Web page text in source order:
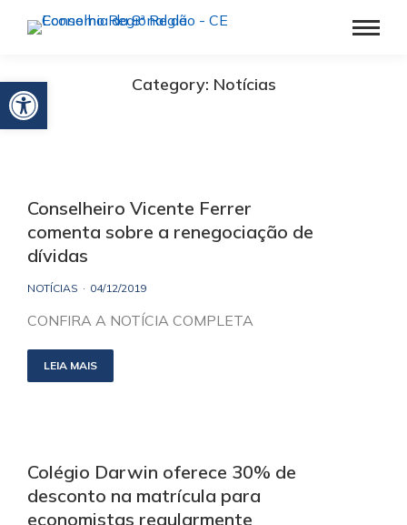
Barra de Ferramentas Aberta Category: Notícias
Conselheiro Vicente Ferrer
comenta sobre a renegociação de
dívidas
NOTÍCIAS 04/12/2019
CONFIRA A NOTÍCIA COMPLETA
LEIA MAIS
Colégio Darwin oferece 30% de
desconto na matrícula para
economistas regularmente